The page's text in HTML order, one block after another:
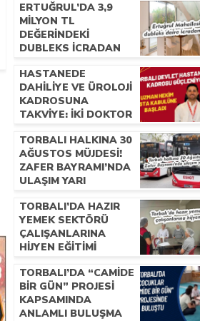
ERTUĞRUL’DA 3,9
MILYON TL
DEĞERINDEKI
DUBLEKS ICRADAN
HASTANEDE
DAHILIYE VE ÜROLOJI
KADROSUNA
TAKVIYE: İKI DOKTOR
TORBALI HALKINA 30
AĞUSTOS MÜJDESI!
ZAFER BAYRAMI’NDA
ULAŞIM YARI
TORBALI’DA HAZIR
YEMEK SEKTÖRÜ
ÇALIŞANLARINA
HIJYEN EĞITIMI
TORBALI’DA “CAMIDE
BIR GÜN” PROJESI
KAPSAMINDA
ANLAMLI BULUŞMA